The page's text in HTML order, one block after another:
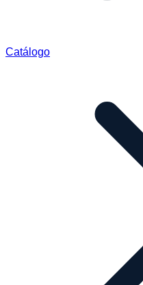
Catálogo